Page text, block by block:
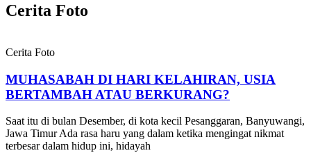
Cerita Foto
Cerita Foto
MUHASABAH DI HARI KELAHIRAN, USIA
BERTAMBAH ATAU BERKURANG?
Saat itu di bulan Desember, di kota kecil Pesanggaran, Banyuwangi,
Jawa Timur Ada rasa haru yang dalam ketika mengingat nikmat
terbesar dalam hidup ini, hidayah